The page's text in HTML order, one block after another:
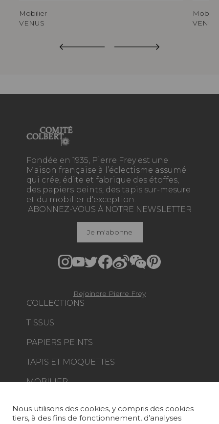
Mobilier
VENUS
VENUS
Fondée en 1935, Pierre Frey est une
Maison française à l’éclectisme assumé
qui crée, édite et fabrique des étoffes,
des papiers peints, des tapis sur-mesure
et du mobilier d'exception.
COLLECTIONS
TISSUS
PAPIERS PEINTS
TAPIS ET MOQUETTES
MOBILIER
SUR-MESURE
ABONNEZ-VOUS À NOTRE NEWSLETTER
Je m'abonne
Rejoindre Pierre Frey
Nous utilisons des cookies, y compris des cookies
tiers, à des fins de fonctionnement, d’analyses